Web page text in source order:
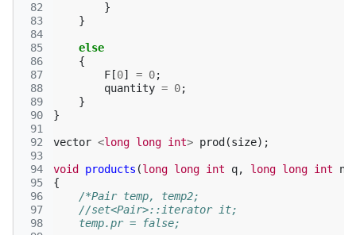
82
83
84
85
86
87
88
89
90
91
92
93
94
95
96
97
98
}
}
else
{
F [0] = 0;
quantity = 0;
}
}
vector <long long int> prod (size);
void products (long long int q, long long int n
{
/*Pair temp, temp2;
    //set<Pair>::iterator it;
    temp.pr = false;